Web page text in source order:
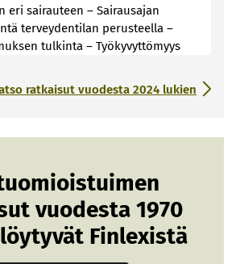
eri sairauteen – Sairausajan
terveydentilan perusteella –
tulkinta – Työkyvyttömyys
ratkaisut vuodesta 2024 lukien
vuodesta 1970
Finlexistä